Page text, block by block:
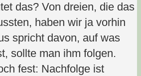
das? Von dreien, die das
haben wir ja vorhin
spricht davon, auf was
sollte man ihm folgen.
fest: Nachfolge ist